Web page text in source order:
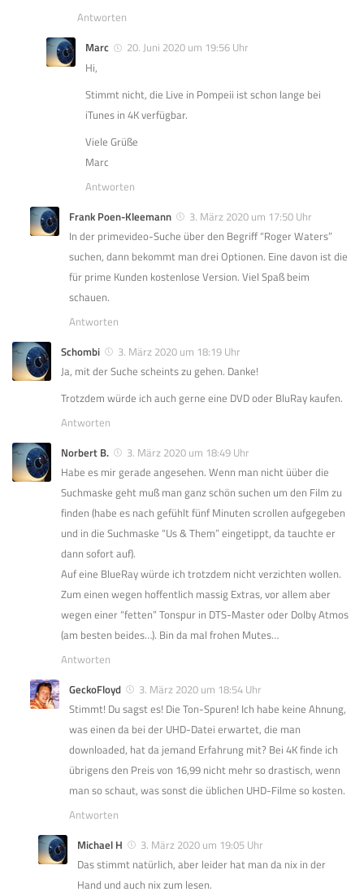
Antworten
Marc
20. Juni 2020 um 19:56 Uhr
Hi,
Stimmt nicht, die Live in Pompeii ist schon lange bei
iTunes in 4K verfügbar.
Viele Grüße
Marc
Antworten
Frank Poen-Kleemann
3. März 2020 um 17:50 Uhr
In der primevideo-Suche über den Begriff “Roger Waters”
suchen, dann bekommt man drei Optionen. Eine davon ist die
für prime Kunden kostenlose Version. Viel Spaß beim
schauen.
Antworten
Schombi
3. März 2020 um 18:19 Uhr
Ja, mit der Suche scheints zu gehen. Danke!
Trotzdem würde ich auch gerne eine DVD oder BluRay kaufen.
Antworten
Norbert B.
3. März 2020 um 18:49 Uhr
Habe es mir gerade angesehen. Wenn man nicht üüber die
Suchmaske geht muß man ganz schön suchen um den Film zu
finden (habe es nach gefühlt fünf Minuten scrollen aufgegeben
und in die Suchmaske “Us & Them” eingetippt, da tauchte er
dann sofort auf).
Auf eine BlueRay würde ich trotzdem nicht verzichten wollen.
Zum einen wegen hoffentlich massig Extras, vor allem aber
wegen einer “fetten” Tonspur in DTS-Master oder Dolby Atmos
(am besten beides…). Bin da mal frohen Mutes…
Antworten
GeckoFloyd
3. März 2020 um 18:54 Uhr
Stimmt! Du sagst es! Die Ton-Spuren! Ich habe keine Ahnung,
was einen da bei der UHD-Datei erwartet, die man
downloaded, hat da jemand Erfahrung mit? Bei 4K finde ich
übrigens den Preis von 16,99 nicht mehr so drastisch, wenn
man so schaut, was sonst die üblichen UHD-Filme so kosten.
Antworten
Michael H
3. März 2020 um 19:05 Uhr
Das stimmt natürlich, aber leider hat man da nix in der
Hand und auch nix zum lesen.